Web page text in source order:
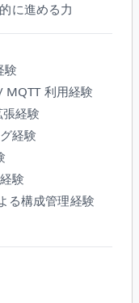
に進める力
験
MQTT 利用経験
経験
経験
験
る構成管理経験